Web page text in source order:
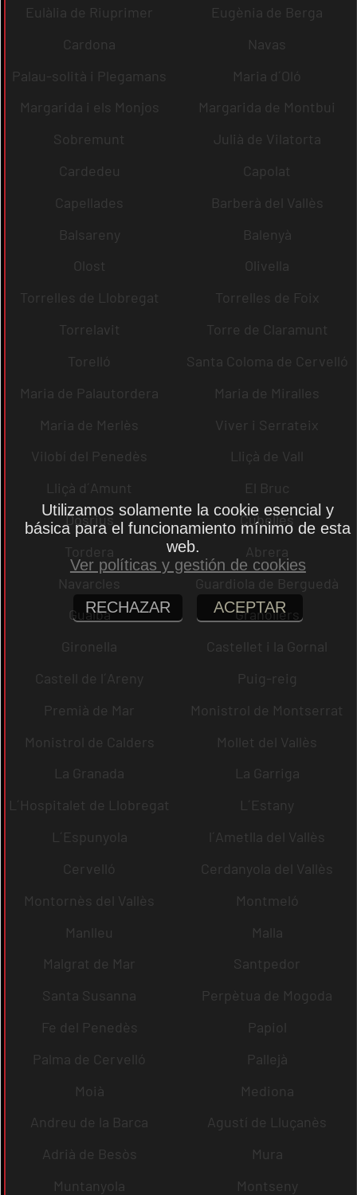
Eulàlia de Riuprimer
Eugènia de Berga
Cardona
Navas
Palau-solità i Plegamans
Maria d´Oló
Margarida i els Monjos
Margarida de Montbui
Sobremunt
Julià de Vilatorta
Cardedeu
Capolat
Capellades
Barberà del Vallès
Balsareny
Balenyà
Olost
Olivella
Torrelles de Llobregat
Torrelles de Foix
Torrelavit
Torre de Claramunt
Torelló
Santa Coloma de Cervelló
Maria de Palautordera
Maria de Miralles
Maria de Merlès
Viver i Serrateix
Vilobí del Penedès
Lliçà de Vall
Lliçà d´Amunt
El Bruc
Dosrius
Cubelles
Tordera
Abrera
Navarcles
Guardiola de Berguedà
Gualba
Granollers
Gironella
Castellet i la Gornal
Castell de l´Areny
Puig-reig
Premià de Mar
Monistrol de Montserrat
Monistrol de Calders
Mollet del Vallès
La Granada
La Garriga
L´Hospitalet de Llobregat
L´Estany
L´Espunyola
l´Ametlla del Vallès
Cervelló
Cerdanyola del Vallès
Montornès del Vallès
Montmeló
Manlleu
Malla
Malgrat de Mar
Santpedor
Santa Susanna
Perpètua de Mogoda
Fe del Penedès
Papiol
Palma de Cervelló
Pallejà
Moià
Mediona
Andreu de la Barca
Agustí de Lluçanès
Adrià de Besòs
Mura
Muntanyola
Montseny
Utilizamos solamente la cookie esencial y
básica para el funcionamiento mínimo de esta
web.
Ver políticas y gestión de cookies
RECHAZAR ACEPTAR